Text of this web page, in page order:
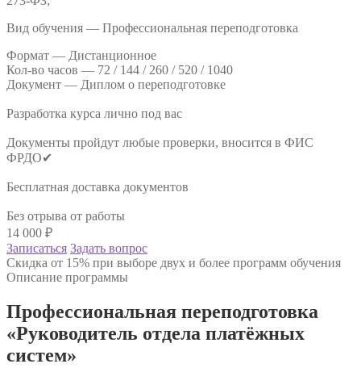
Вид обучения — Профессиональная переподготовка
Формат — Дистанционное
Кол-во часов — 72 / 144 / 260 / 520 / 1040
Документ — Диплом о переподготовке
Разработка курса лично под вас
Документы пройдут любые проверки, вносится в ФИС
ФРДО✔
Бесплатная доставка документов
Без отрыва от работы
14 000 ₽
Записаться Задать вопрос
Скидка от 15% при выборе двух и более программ обучения
Описание программы
Профессиональная переподготовка
«Руководитель отдела платёжных
систем»